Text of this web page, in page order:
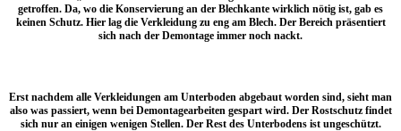
getroffen. Da, wo die Konservierung an der Blechkante wirklich nötig ist, gab es
keinen Schutz. Hier lag die Verkleidung zu eng am Blech. Der Bereich präsentiert
sich nach der Demontage immer noch nackt.
Erst nachdem alle Verkleidungen am Unterboden abgebaut worden sind, sieht man
also was passiert, wenn bei Demontagearbeiten gespart wird. Der Rostschutz findet
sich nur an einigen wenigen Stellen. Der Rest des Unterbodens ist ungeschützt.